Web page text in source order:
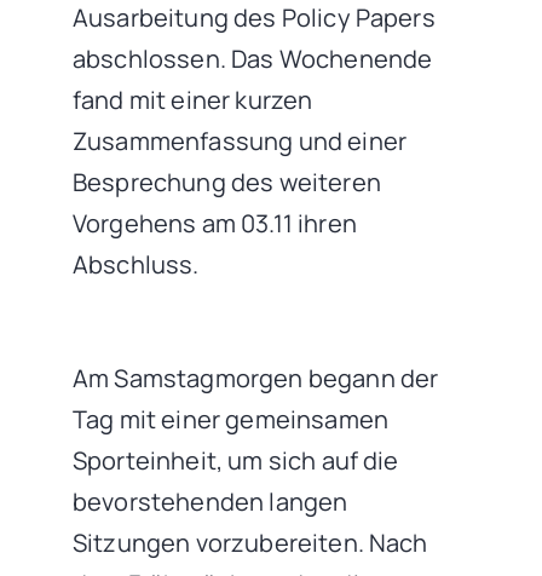
Ausarbeitung des Policy Papers
abschlossen. Das Wochenende
fand mit einer kurzen
Zusammenfassung und einer
Besprechung des weiteren
Vorgehens am 03.11 ihren
Abschluss.
Am Samstagmorgen begann der
Tag mit einer gemeinsamen
Sporteinheit, um sich auf die
bevorstehenden langen
Sitzungen vorzubereiten. Nach